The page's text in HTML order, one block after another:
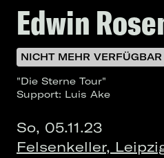
Edwin
NICHT MEHR VERFÜGBAR
"Die Sterne Tour"
Support: Luis Ake
So, 05.11.23
Felsenkeller,